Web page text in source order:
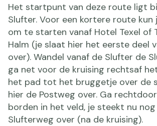
Het startpunt van deze route ligt
Slufter. Voor een kortere route kun
om te starten vanaf Hotel Texel of
Halm (je slaat hier het eerste deel
over). Wandel vanaf de Slufter de
ga net voor de kruising rechtsaf
het pad tot het bruggetje over de
hier de Postweg over. Ga
borden in het veld, je steekt nu
Slufterweg over (na de kruising).